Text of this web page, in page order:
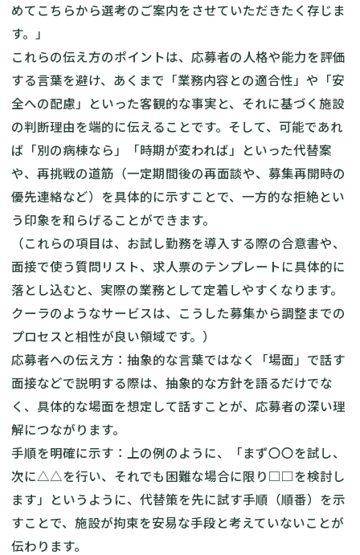
めてこちらから選考のご案内をさせていただきたく存じま
す。」
これらの伝え方のポイントは、応募者の人格や能力を評価
する言葉を避け、あくまで「業務内容との適合性」や「安
全への配慮」といった客観的な事実と、それに基づく施設
の判断理由を端的に伝えることです。そして、可能であれ
ば「別の病棟なら」「時期が変われば」といった代替案
や、再挑戦の道筋（一定期間後の再面談や、募集再開時の
優先連絡など）を具体的に示すことで、一方的な拒絶とい
う印象を和らげることができます。
（これらの項目は、お試し勤務を導入する際の合意書や、
面接で使う質問リスト、求人票のテンプレートに具体的に
落とし込むと、実際の業務として定着しやすくなります。
クーラのようなサービスは、こうした募集から調整までの
プロセスと相性が良い領域です。）
応募者への伝え方：抽象的な言葉ではなく「場面」で話す
面接などで説明する際は、抽象的な方針を語るだけでな
く、具体的な場面を想定して話すことが、応募者の深い理
解につながります。
手順を明確に示す：上の例のように、「まず〇〇を試し、
次に△△を行い、それでも困難な場合に限り□□を検討し
ます」というように、代替策を先に試す手順（順番）を示
すことで、施設が拘束を安易な手段と考えていないことが
伝わります。